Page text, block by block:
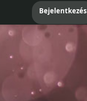
Bejelentkezés